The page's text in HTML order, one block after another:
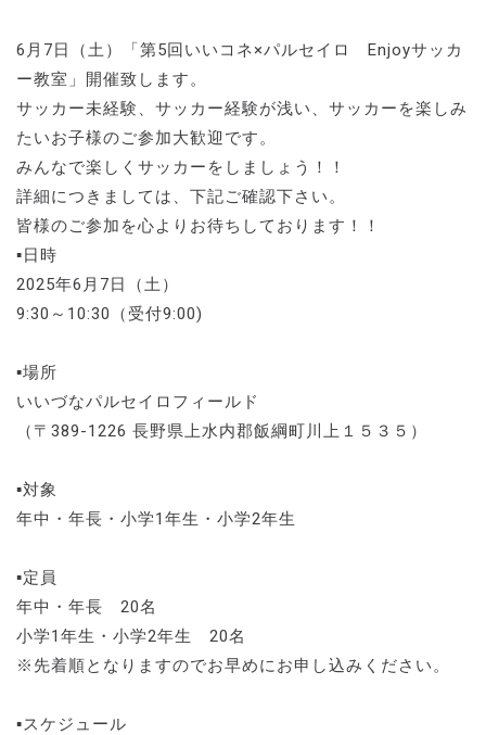
6月7日（土）「第5回いいコネ×パルセイロ Enjoyサッカ
ー教室」開催致します。
サッカー未経験、サッカー経験が浅い、サッカーを楽しみ
たいお子様のご参加大歓迎です。
みんなで楽しくサッカーをしましょう！！
詳細につきましては、下記ご確認下さい。
皆様のご参加を心よりお待ちしております！！
▪️日時
2025年6月7日（土）
9:30～10:30（受付9:00)
▪️場所
いいづなパルセイロフィールド
（〒389-1226 長野県上水内郡飯綱町川上１５３５）
▪️対象
年中・年長・小学1年生・小学2年生
▪️定員
年中・年長 20名
小学1年生・小学2年生 20名
※先着順となりますのでお早めにお申し込みください。
▪️スケジュール